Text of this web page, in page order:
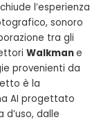
l’esperienza
sonoro
tra gli
Walkmane
provenienti da
è la
AI progettato
dalle